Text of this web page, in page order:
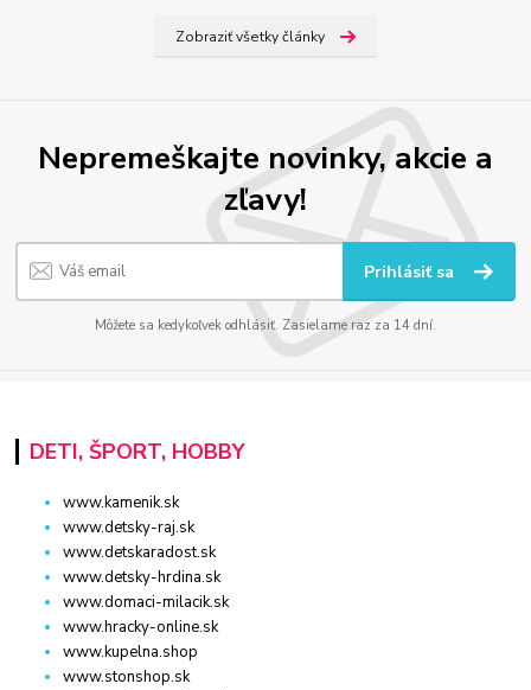
Zobraziť všetky články
Nepremeškajte novinky, akcie a
zľavy!
Prihlásiť sa
Môžete sa kedykoľvek odhlásiť. Zasielame raz za 14 dní.
DETI, ŠPORT, HOBBY
www.kamenik.sk
www.detsky-raj.sk
www.detskaradost.sk
www.detsky-hrdina.sk
www.domaci-milacik.sk
www.hracky-online.sk
www.kupelna.shop
www.stonshop.sk